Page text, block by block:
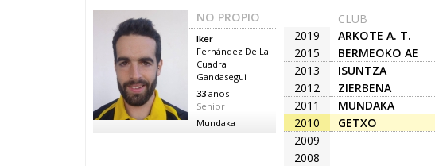
NO PROPIO
Iker
Fernández De La
Cuadra
Gandasegui
33 años
Senior
Mundaka
CLUB
2019
ARKOTE A. T.
2015
BERMEOKO AE
2013
ISUNTZA
2012
ZIERBENA
2011
MUNDAKA
2010
GETXO
2009
2008